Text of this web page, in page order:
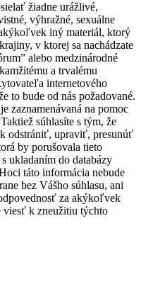
žiadne urážlivé,
výhražné, sexuálne
iný materiál, ktorý
v ktorej sa nachádzate
alebo medzinárodné
a trvalému
internetového
to bude od nás požadované.
zaznamenávaná na pomoc
súhlasíte s tým, že
odstrániť, upraviť, presunúť
by porušovala tieto
ukladaním do databázy
táto informácia nebude
bez Vášho súhlasu, ani
za akýkoľvek
viesť k zneužitiu týchto